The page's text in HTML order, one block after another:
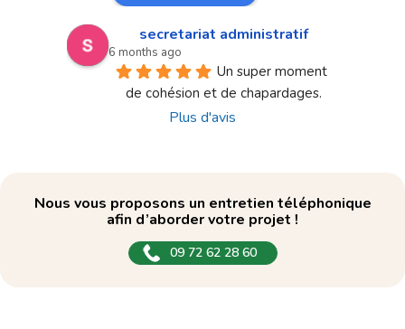
secretariat administratif
6 months ago
Un super moment
de cohésion et de chapardages.
Plus d'avis
Nous vous proposons un entretien téléphonique
afin d’aborder votre projet !
09 72 62 28 60